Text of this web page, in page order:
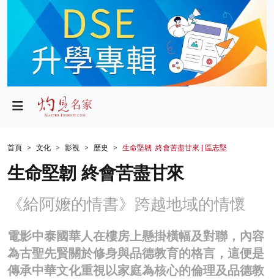
政局
財經
生活
科技
影片
首頁 文化 影視 歷史 生命堅韌 終會苦盡甘來 | 區志堅
生命堅韌 終會苦盡甘來
《給阿嬤的情書》跨越地域的情懷
電影中泰國華人在樓房上懸掛橫幅及對聯，內容
為古聖先賢關於修身與品德教育的格言，這便是
傳承中華文化重視以家庭為核心的倫理及品德教